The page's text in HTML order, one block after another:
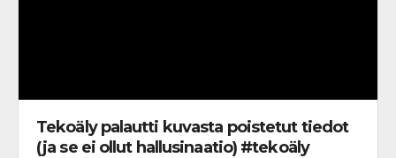
Tekoäly palautti kuvasta poistetut tiedot
(ja se ei ollut hallusinaatio) #tekoäly